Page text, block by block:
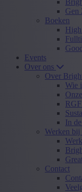
Gen
Boeken
Events
Over ons
Over
Wie
In
Werken
Contact